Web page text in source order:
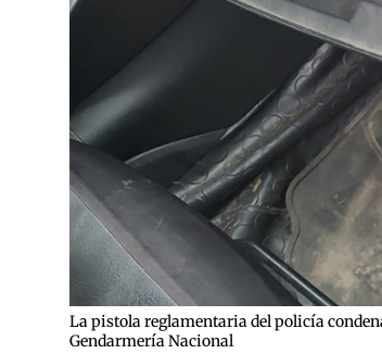
La pistola reglamentaria del policía
Gendarmería Nacional